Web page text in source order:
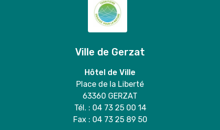
Ville de Gerzat
Hôtel de Ville
Place de la Liberté
63360 GERZAT
Tél. : 04 73 25 00 14
Fax : 04 73 25 89 50